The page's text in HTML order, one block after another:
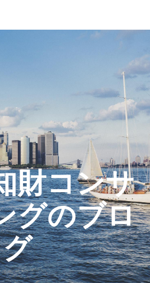
財コンサ
グのブロ
グ
のROICへの貢献
た知財戦略の策定方法
、新たな発明を創出する方法